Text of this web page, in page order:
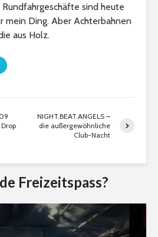
sind heute
mein Ding. Aber Achterbahnen
aus Holz.
NIGHT.BEAT.ANGELS –
die außergewöhnliche
Club-Nacht
Freizeitspass?